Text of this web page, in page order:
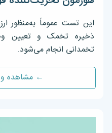
این تست عموماً به‌منظور
ذخیره تخمک و تعیین
تخمدانی انجام می‌شود.
← مشاهده و